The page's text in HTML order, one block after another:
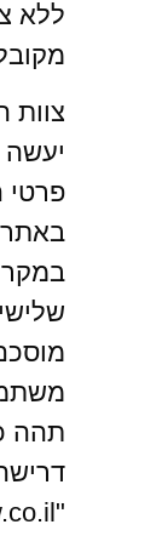
ללא
יעשה
באתר
תהה
"https://bcbmlaw.co.il/".